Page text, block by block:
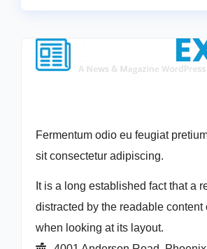
Fermentum odio eu feugiat
sit consectetur adipiscing.
It is a long established fact that a
distracted by the readable content
when looking at its layout.